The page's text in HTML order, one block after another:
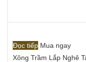
Đọc tiếp Mua ngay
Xông Trầm Lắp Nghê